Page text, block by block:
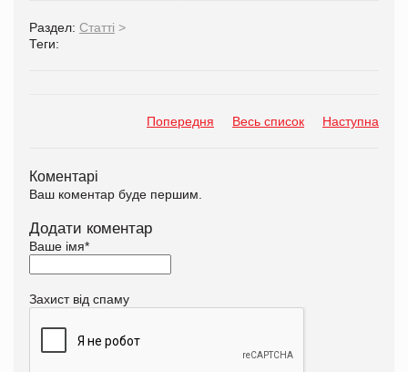
Раздел: Статті >
Теги:
Попередня Весь список Наступна
Коментарі
Ваш коментар буде першим.
Додати коментар
Ваше імя*
Захист від спаму